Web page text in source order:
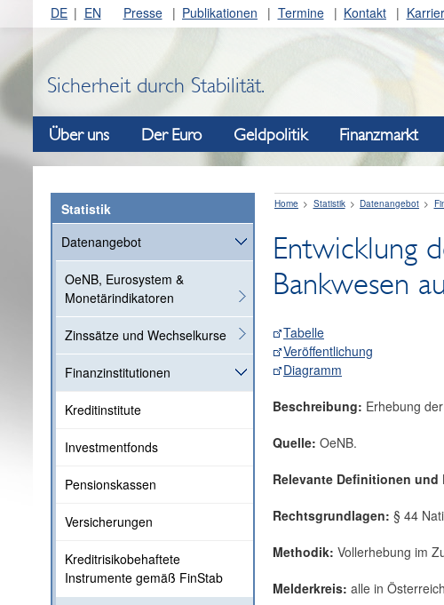
DE EN Presse Publikationen Termine Kontakt
Sicherheit durch Stabilität.
Über uns Der Euro Geldpolitik Finanzmarkt
Statistik
Datenangebot
OeNB, Eurosystem &
Monetärindikatoren
Zinssätze und Wechselkurse
Finanzinstitutionen
Kreditinstitute
Investmentfonds
Pensionskassen
Versicherungen
Kreditrisikobehaftete
Instrumente gemäß FinStab
Home Statistik Datenangebot
Entwicklung
Bankwesen
Tabelle
Veröffentlichung
Diagramm
Beschreibung: Erhebung
Quelle: OeNB.
Relevante Definitionen und
Rechtsgrundlagen: § 44
Methodik: Vollerhebung im
Melderkreis: alle in